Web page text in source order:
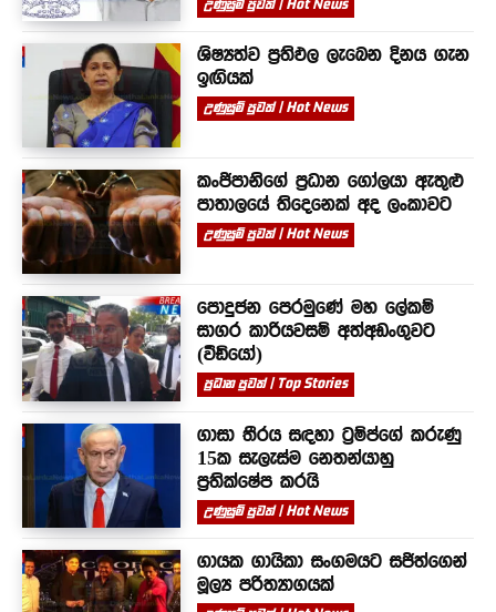
උණුසුම් පුවත් | Hot News
ශිෂ්‍යත්ව ප්‍රතිඵල ලැබෙන දිනය ගැන
ඉඟියක්
උණුසුම් පුවත් | Hot News
කංජිපානිගේ ප්‍රධාන ගෝලයා ඇතුළු
පාතාලයේ තිදෙනෙක් අද ලංකාවට
උණුසුම් පුවත් | Hot News
පොදුජන පෙරමුණේ මහ ලේකම්
සාගර කාරියවසම් අත්අඩංගුවට
(වීඩියෝ)
ප්‍රධාන පුවත් | Top Stories
ගාසා තීරය සඳහා ට්‍රම්ප්ගේ කරුණු
15ක සැලැස්ම නෙතන්යාහු
ප්‍රතික්ෂේප කරයි
උණුසුම් පුවත් | Hot News
ගායක ගායිකා සංගමයට සජිත්ගෙන්
මූල්‍ය පරිත්‍යාගයක්